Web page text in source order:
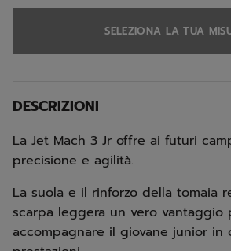
SELEZIONA LA TUA
DESCRIZIONI
La Jet Mach 3 Jr offre ai futuri
precisione e agilità.
La suola e il rinforzo della tomaia
scarpa leggera un vero vantaggio
accompagnare il giovane junior in